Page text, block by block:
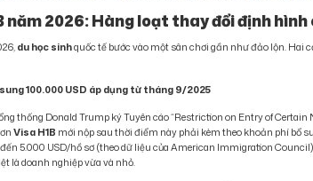
năm 2026: Hàng loạt thay đổi định
du học sinhquốc tế bước vào một sân chơi gần như đảo lộn.
sung 100.000 USD áp dụng từ tháng 9/2025
thống Donald Trump ký Tuyên cáo “Restriction on Entry of
Visa H1B mới nộp sau thời điểm này phải kèm theo khoản phí bổ
5.000 USD/hồ sơ (theo dữ liệu của American Immigration
là doanh nghiệp vừa và nhỏ.